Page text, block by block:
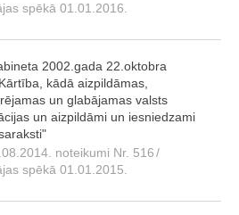
spēkā 01.01.2016.
2002.gada 22.oktobra
kādā aizpildāmas,
un glabājamas valsts
un aizpildāmi un iesniedzami
noteikumi Nr. 516/
spēkā 01.01.2015.